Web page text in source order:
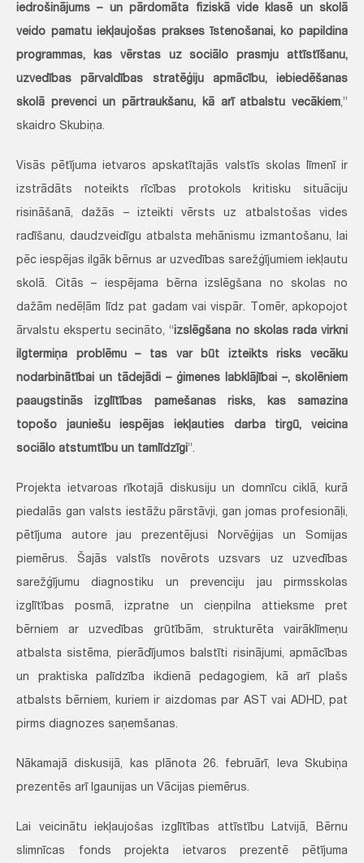
iedrošinājums – un pārdomāta fiziskā vide klasē un skolā
veido pamatu iekļaujošas prakses īstenošanai, ko papildina
programmas, kas vērstas uz sociālo prasmju attīstīšanu,
uzvedības pārvaldības stratēģiju apmācību, iebiedēšanas
skolā prevenci un pārtraukšanu, kā arī atbalstu vecākiem,”
skaidro Skubiņa.
Visās pētījuma ietvaros apskatītajās valstīs skolas līmenī ir
izstrādāts noteikts rīcības protokols kritisku situāciju
risināšanā, dažās – izteikti vērsts uz atbalstošas vides
radīšanu, daudzveidīgu atbalsta mehānismu izmantošanu, lai
pēc iespējas ilgāk bērnus ar uzvedības sarežģījumiem iekļautu
skolā. Citās – iespējama bērna izslēgšana no skolas no
dažām nedēļām līdz pat gadam vai vispār. Tomēr, apkopojot
ārvalstu ekspertu secināto, “izslēgšana no skolas rada virkni
ilgtermiņa problēmu – tas var būt izteikts risks vecāku
nodarbinātībai un tādejādi – ģimenes labklājībai –, skolēniem
paaugstinās izglītības pamešanas risks, kas samazina
topošo jauniešu iespējas iekļauties darba tirgū, veicina
sociālo atstumtību un tamlīdzīgi”.
Projekta ietvaroas rīkotajā diskusiju un domnīcu ciklā, kurā
piedalās gan valsts iestāžu pārstāvji, gan jomas profesionāļi,
pētījuma autore jau prezentējusi Norvēģijas un Somijas
piemērus. Šajās valstīs novērots uzsvars uz uzvedības
sarežģījumu diagnostiku un prevenciju jau pirmsskolas
izglītības posmā, izpratne un cieņpilna attieksme pret
bērniem ar uzvedības grūtībām, strukturēta vairāklīmeņu
atbalsta sistēma, pierādījumos balstīti risinājumi, apmācības
un praktiska palīdzība ikdienā pedagogiem, kā arī plašs
atbalsts bērniem, kuriem ir aizdomas par AST vai ADHD, pat
pirms diagnozes saņemšanas.
Nākamajā diskusijā, kas plānota 26. februārī, Ieva Skubiņa
prezentēs arī Igaunijas un Vācijas piemērus.
Lai veicinātu iekļaujošas izglītības attīstību Latvijā, Bērnu
slimnīcas fonds projekta ietvaros prezentē pētījuma